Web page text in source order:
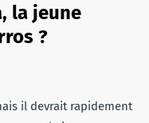
la jeune
?
il devrait rapidement